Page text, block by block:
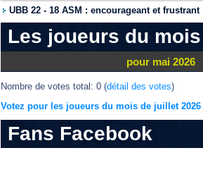
UBB 22 - 18 ASM : encourageant et frustrant
Les joueurs du mois
pour mai 2026
Nombre de votes total: 0 (détail des votes)
Votez pour les joueurs du mois de juillet 2026
Fans Facebook